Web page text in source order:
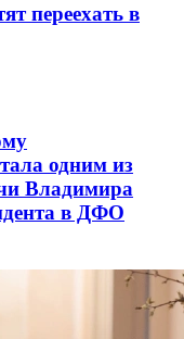
переехать в
одним из
Владимира
в ДФО